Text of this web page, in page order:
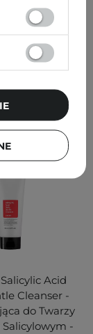
79
79,90 zł
Acid
Cleanser -
do Twarzy
-